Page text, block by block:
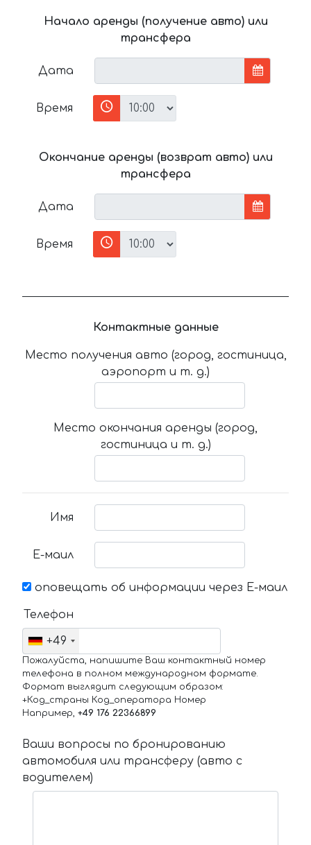
Начало аренды (получение авто) или
трансфера
Дата
Время
Окончание аренды (возврат авто) или
трансфера
Дата
Время
Контактные данные
Место получения авто (город, гостиница,
аэропорт и т. д.)
Место окончания аренды (город,
гостиница и т. д.)
Имя
Е-маил
оповещать об информации через Е-маил
Телефон
+49
Пожалуйста, напишите Ваш контактный номер
телефона в полном международном формате.
Формат выглядит следующим образом:
+Код_страны Код_оператора Номер
Например, +49 176 22366899
Ваши вопросы по бронированию
автомобиля или трансферу (авто с
водителем)